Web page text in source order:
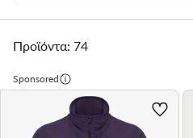
Προϊόντα: 74
Sponsored